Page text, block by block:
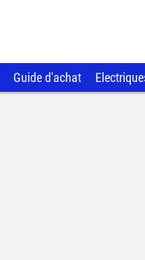
Guide d'achat